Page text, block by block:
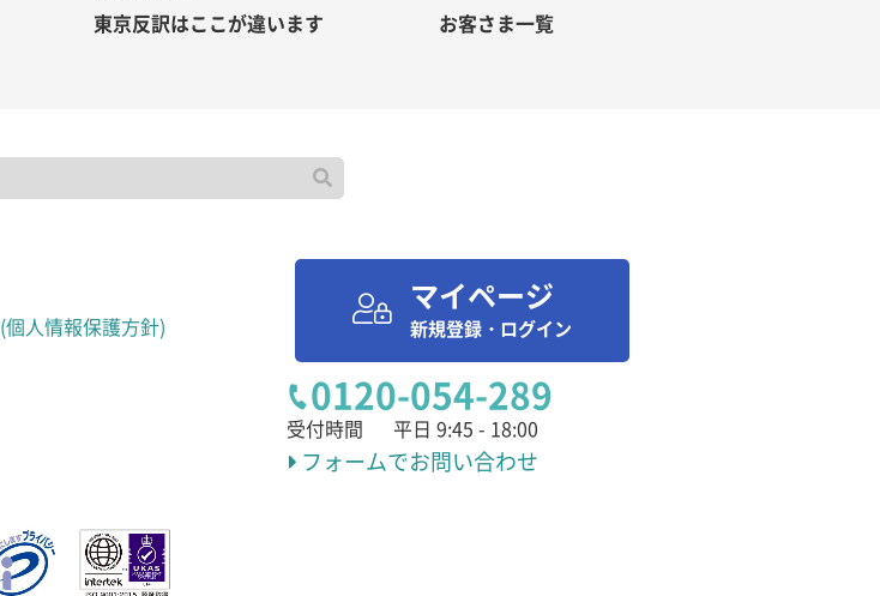
東京反訳はここが違います お客さま一覧
(個人情報保護方針)
マイページ
新規登録・ログイン
0120-054-289
受付時間 平日 9:45 - 18:00
フォームでお問い合わせ